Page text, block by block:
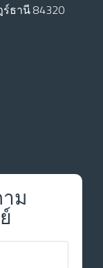
ธานี 84320
ม